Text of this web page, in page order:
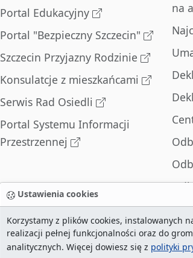
Ustawienia cookies
Korzystamy z plików cookies, instalowanych
realizacji pełnej funkcjonalności oraz do
analitycznych. Więcej dowiesz się z polityki
Portal Edukacyjny
Portal "Bezpieczny Szczecin"
Szczecin Przyjazny Rodzinie
Konsulatcje z mieszkańcami
Serwis Rad Osiedli
Portal Systemu Informacji
Przestrzennej
na